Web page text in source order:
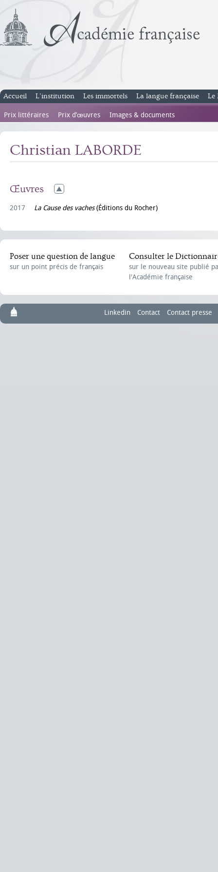
Accueil L’institution Les immortels La langue française Le
Prix littéraires Prix d’œuvres Images & documents
Christian LABORDE
Œuvres
2017 La Cause des vaches(Éditions du Rocher)
Poser une question de langue
sur un point précis de français
Consulter le
sur le nouveau site publié
l'Académie française
Linkedin Contact Contact presse